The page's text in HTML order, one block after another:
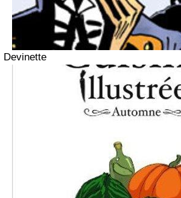
Devinette